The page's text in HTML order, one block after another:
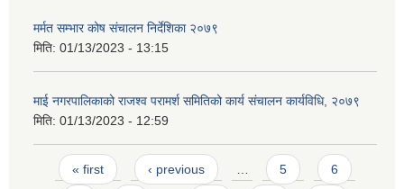
मर्मत सम्भार कोष संचालन निर्देशिका २०७९
मिति: 01/13/2023 - 13:15
माई नगरपालिकाको राजश्व परामर्श समितिको कार्य संचालन कार्यविधि, २०७९
मिति: 01/13/2023 - 12:59
Pages
« first ‹ previous … 5 6